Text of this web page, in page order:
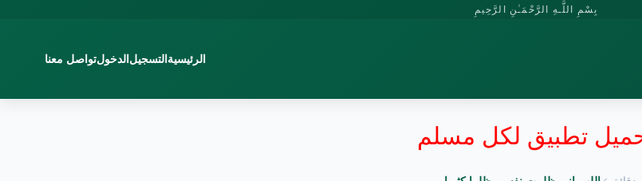
بِسْمِ اللَّـهِ الرَّحْمَـٰنِ الرَّحِيمِ
الرئيسية التسجيل الدخولتواصل معنا
تطبيق لكل مسلم